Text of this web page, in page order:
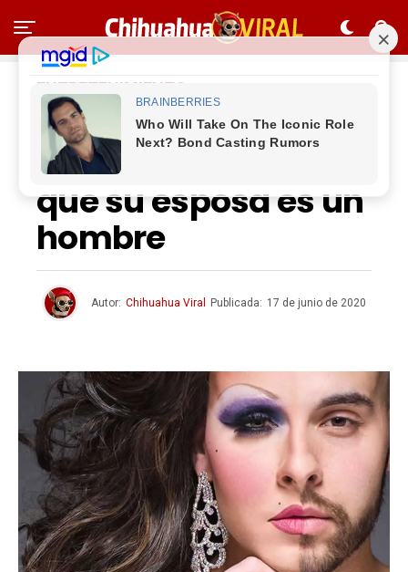
ENTRETENIMIENTO
Marido descubre en
la noche de bodas
que su esposa es un
hombre
Autor: Chihuahua Viral Publicada: 17 de junio de 2020